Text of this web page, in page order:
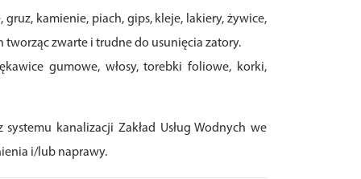
kamienie, piach, gips, kleje, lakiery, żywice,
zwarte i trudne do usunięcia zatory.
gumowe, włosy, torebki foliowe, korki,
kanalizacji Zakład Usług Wodnych we
i/lub naprawy.